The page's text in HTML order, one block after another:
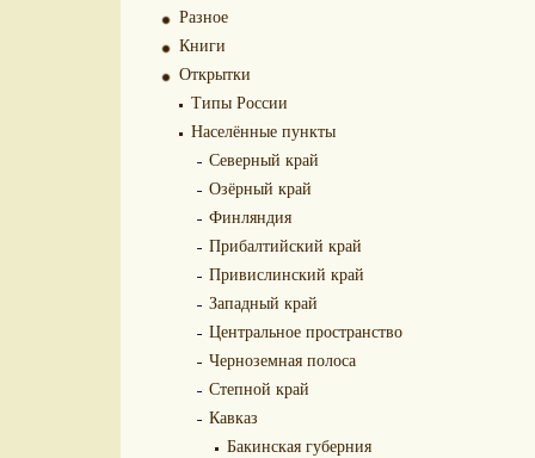
Разное
Книги
Открытки
Типы России
Населённые пункты
Северный край
Озёрный край
Финляндия
Прибалтийский край
Привислинский край
Западный край
Центральное пространство
Черноземная полоса
Степной край
Кавказ
Бакинская губерния